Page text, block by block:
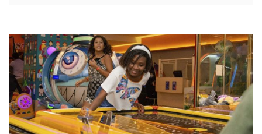
panel
panel
panel
satın al